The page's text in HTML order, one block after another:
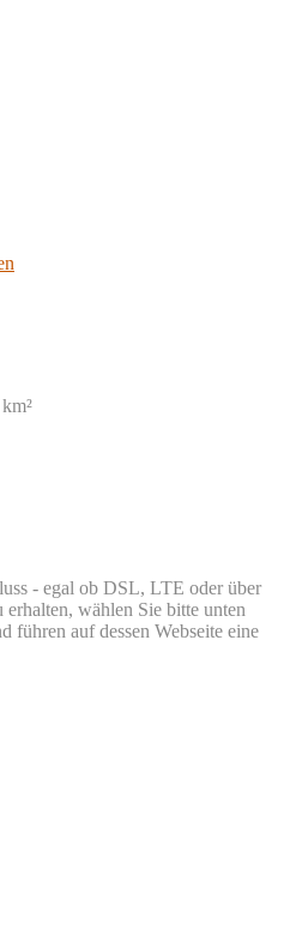
- egal ob DSL, LTE oder über
wählen Sie bitte unten
führen auf dessen Webseite eine